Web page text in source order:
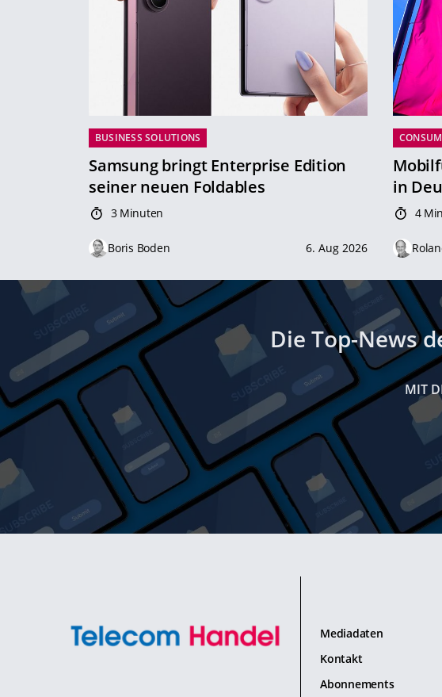
BUSINESS SOLUTIONS
Samsung bringt Enterprise Edition
seiner neuen Foldables
3 Minuten
Boris Boden 6. Aug 2026
in
4
Die Top-News
MIT
Mediadaten
Kontakt
Abonnements